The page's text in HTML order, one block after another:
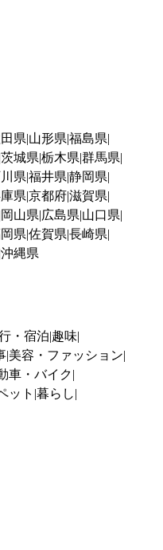
県 山形県 福島県
茨城県 栃木県 群馬県
県 福井県 静岡県
県 京都府滋賀県
岡山県 広島県 山口県
県 佐賀県 長崎県
沖縄県
・宿泊 趣味
美容・ファッション
車・バイク
ット 暮らし